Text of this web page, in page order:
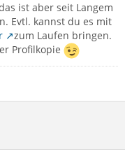
ist aber seit Langem
Evtl. kannst du es mit
zum Laufen bringen.
Profilkopie